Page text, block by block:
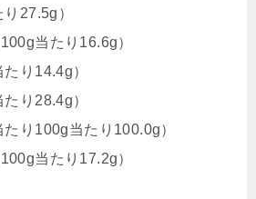
27.5g）
当たり16.6g）
り14.4g）
り28.4g）
り100g当たり100.0g）
当たり17.2g）